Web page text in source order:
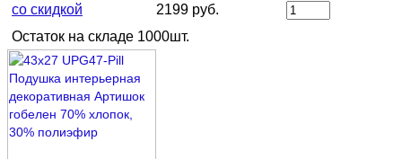
со скидкой
2199 руб.
Остаток на складе 1000шт.